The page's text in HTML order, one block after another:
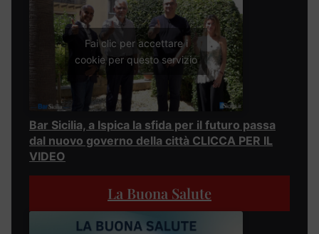
Fai clic per accettare i
cookie per questo servizio
Bar Sicilia, a Ispica la sfida per il futuro passa
dal nuovo governo della città CLICCA PER IL
VIDEO
La Buona Salute